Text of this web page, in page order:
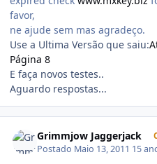
favor,
ne ajude sem mas agradeço.
Use a Ultima Versão que saiu:
Página 8
E faça novos testes..
Aguardo respostas...
Grimmjow Jaggerjack
Postado Maio 13, 2011 15